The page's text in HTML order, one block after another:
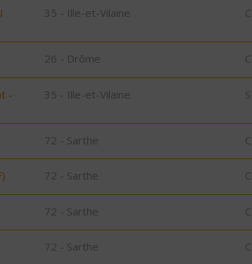
35 - Ille-et-Vilaine
26 - Drôme
-
35 - Ille-et-Vilaine
72 - Sarthe
72 - Sarthe
72 - Sarthe
72 - Sarthe